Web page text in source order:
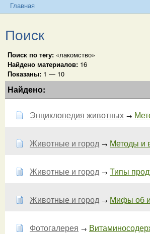
Главная
Поиск
Поиск по тегу: «лакомство»
Найдено материалов: 16
Показаны: 1 — 10
Найдено:
Энциклопедия животных →
Животные и город → Методы и
Животные и город → Типы
Животные и город → Мифы об
Фотогалерея →